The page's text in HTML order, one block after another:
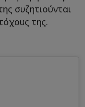
συζητιούνται
της.